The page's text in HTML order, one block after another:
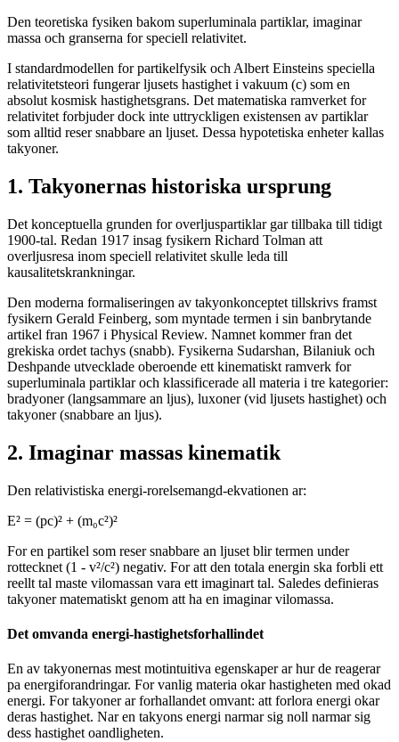
Den teoretiska fysiken bakom superluminala partiklar, imaginar
massa och granserna for speciell relativitet.
I standardmodellen for partikelfysik och Albert Einsteins speciella
relativitetsteori fungerar ljusets hastighet i vakuum (c) som en
absolut kosmisk hastighetsgrans. Det matematiska ramverket for
relativitet forbjuder dock inte uttryckligen existensen av partiklar
som alltid reser snabbare an ljuset. Dessa hypotetiska enheter kallas
takyoner.
1. Takyonernas historiska ursprung
Det konceptuella grunden for overljuspartiklar gar tillbaka till tidigt
1900-tal. Redan 1917 insag fysikern Richard Tolman att
overljusresa inom speciell relativitet skulle leda till
kausalitetskrankningar.
Den moderna formaliseringen av takyonkonceptet tillskrivs framst
fysikern Gerald Feinberg, som myntade termen i sin banbrytande
artikel fran 1967 i Physical Review. Namnet kommer fran det
grekiska ordet tachys (snabb). Fysikerna Sudarshan, Bilaniuk och
Deshpande utvecklade oberoende ett kinematiskt ramverk for
superluminala partiklar och klassificerade all materia i tre kategorier:
bradyoner (langsammare an ljus), luxoner (vid ljusets hastighet) och
takyoner (snabbare an ljus).
2. Imaginar massas kinematik
Den relativistiska energi-rorelsemangd-ekvationen ar:
E² = (pc)² + (m₀c²)²
For en partikel som reser snabbare an ljuset blir termen under
rottecknet (1 - v²/c²) negativ. For att den totala energin ska forbli ett
reellt tal maste vilomassan vara ett imaginart tal. Saledes definieras
takyoner matematiskt genom att ha en imaginar vilomassa.
Det omvanda energi-hastighetsforhallindet
En av takyonernas mest motintuitiva egenskaper ar hur de reagerar
pa energiforandringar. For vanlig materia okar hastigheten med okad
energi. For takyoner ar forhallandet omvant: att forlora energi okar
deras hastighet. Nar en takyons energi narmar sig noll narmar sig
dess hastighet oandligheten.